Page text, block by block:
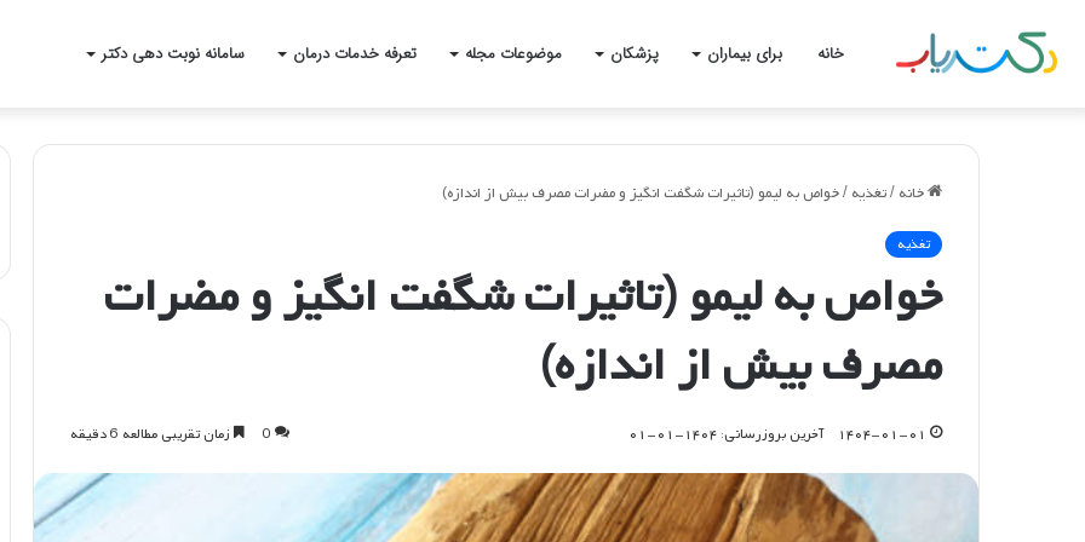
خانه برای بیماران پزشکان موضوعات مجله تعرفه خدمات درمان سامانه نوبت دهی دکتر
خانه /تغذیه /خواص به لیمو (تاثیرات شگفت انگیز و مضرات مصرف بیش از اندازه)
تغذیه
خواص به لیمو (تاثیرات شگفت انگیز و مضرات
مصرف بیش از اندازه)
۱۴۰۴-۰۱-۰۱ آخرین بروزرسانی: ۱۴۰۴-۰۱-۰۱ 0 زمان تقریبی مطالعه 6 دقیقه